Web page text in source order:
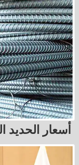
أسعار الحديد